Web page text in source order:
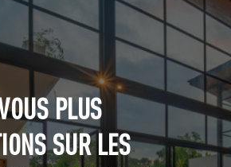
PLUS
SUR LES